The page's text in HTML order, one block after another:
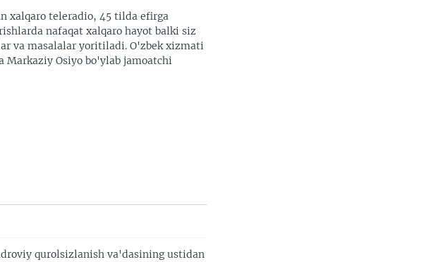
xalqaro teleradio, 45 tilda efirga
nafaqat xalqaro hayot balki siz
va masalalar yoritiladi. O'zbek xizmati
Osiyo bo'ylab jamoatchi
qurolsizlanish va'dasining ustidan